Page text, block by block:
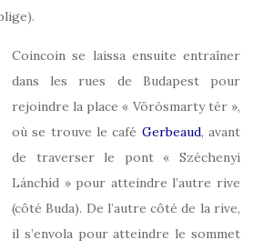
Coincoin se laissa ensuite entraîner
dans les rues de Budapest pour
rejoindre la place « Vörösmarty tér »,
où se trouve le café Gerbeaud, avant
de traverser le pont « Széchenyi
Lánchíd » pour atteindre l’autre rive
(côté Buda). De l’autre côté de la rive,
il s’envola pour atteindre le sommet